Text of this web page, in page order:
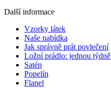
Další informace
Vzorky látek
Naše nabídka
Jak správně prát povlečení
Ložní prádlo: jednou týdně
Satén
Popelín
Flanel